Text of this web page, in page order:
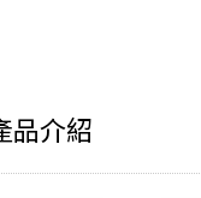
品介紹